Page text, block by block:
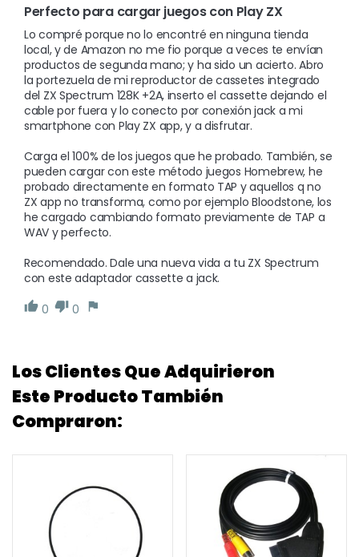
Perfecto para cargar juegos con Play ZX
Lo compré porque no lo encontré en ninguna tienda
local, y de Amazon no me fio porque a veces te envían
productos de segunda mano; y ha sido un acierto. Abro
la portezuela de mi reproductor de cassetes integrado
del ZX Spectrum 128K +2A, inserto el cassette dejando el
cable por fuera y lo conecto por conexión jack a mi
smartphone con Play ZX app, y a disfrutar.
Carga el 100% de los juegos que he probado. También, se
pueden cargar con este método juegos Homebrew, he
probado directamente en formato TAP y aquellos q no
ZX app no transforma, como por ejemplo Bloodstone, los
he cargado cambiando formato previamente de TAP a
WAV y perfecto.
Recomendado. Dale una nueva vida a tu ZX Spectrum
con este adaptador cassette a jack.
0
0
Los Clientes Que Adquirieron
Este Producto También
Compraron: